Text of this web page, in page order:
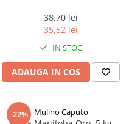
38,70 lei
35,52 lei
IN STOC
ADAUGA IN COS
-22% Mulino Caputo